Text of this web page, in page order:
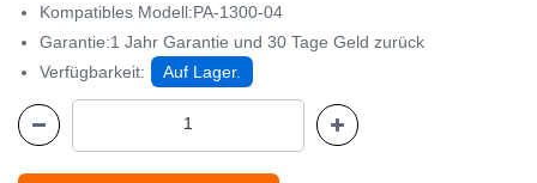
Kompatibles Modell:PA-1300-04
Garantie:1 Jahr Garantie und 30 Tage Geld zurück
Verfügbarkeit:
Auf Lager.